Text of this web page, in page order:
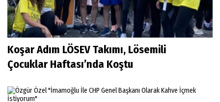
Koşar Adım LÖSEV Takımı, Lösemili
Çocuklar Haftası’nda Koştu